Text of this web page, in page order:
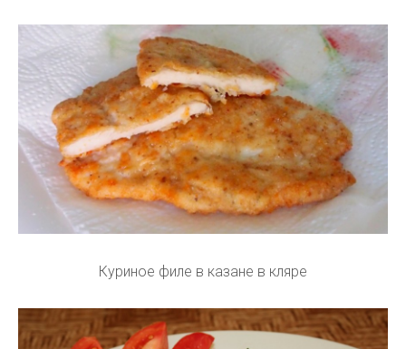
Куриное филе в казане в кляре